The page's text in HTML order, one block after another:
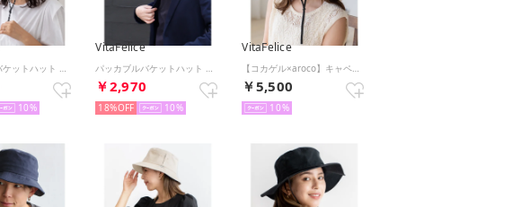
10
VitaFelice
￥2,970
18% 10
VitaFelice
￥5,500
10